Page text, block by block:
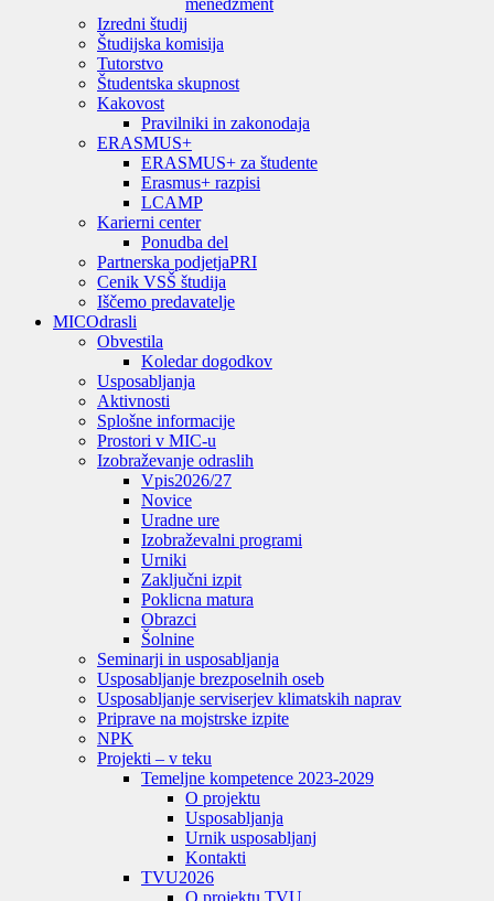
menedžment
Izredni študij
Študijska komisija
Tutorstvo
Študentska skupnost
Kakovost
Pravilniki in zakonodaja
ERASMUS+
ERASMUS+ za študente
Erasmus+ razpisi
LCAMP
Karierni center
Ponudba del
Partnerska podjetjaPRI
Cenik VSŠ študija
Iščemo predavatelje
MICOdrasli
Obvestila
Koledar dogodkov
Usposabljanja
Aktivnosti
Splošne informacije
Prostori v MIC-u
Izobraževanje odraslih
Vpis2026/27
Novice
Uradne ure
Izobraževalni programi
Urniki
Zaključni izpit
Poklicna matura
Obrazci
Šolnine
Seminarji in usposabljanja
Usposabljanje brezposelnih oseb
Usposabljanje serviserjev klimatskih naprav
Priprave na mojstrske izpite
NPK
Projekti – v teku
Temeljne kompetence 2023-2029
O projektu
Usposabljanja
Urnik usposabljanj
Kontakti
TVU2026
O projektu TVU